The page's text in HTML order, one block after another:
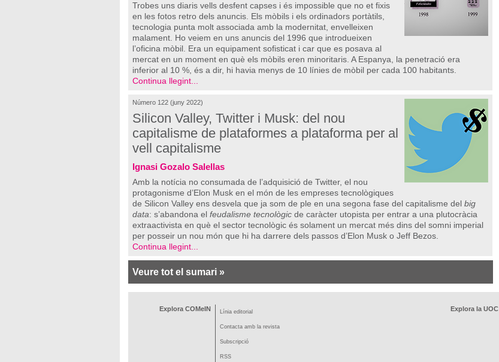
Trobes uns diaris vells desfent capses i és impossible que no et fixis
en les fotos retro dels anuncis. Els mòbils i els ordinadors portàtils,
tecnologia punta molt associada amb la modernitat, envelleixen
malament. Ho veiem en uns anuncis del 1996 que introdueixen
l’oficina mòbil. Era un equipament sofisticat i car que es posava al
mercat en un moment en què els mòbils eren minoritaris. A Espanya, la penetració era
inferior al 10 %, és a dir, hi havia menys de 10 línies de mòbil per cada 100 habitants.
Continua llegint...
Número 122 (juny 2022)
Silicon Valley, Twitter i Musk: del nou
capitalisme de plataformes a plataforma per al
vell capitalisme
Ignasi Gozalo Salellas
Amb la notícia no consumada de l’adquisició de Twitter, el nou
protagonisme d’Elon Musk en el món de les empreses tecnològiques
de Silicon Valley ens desvela que ja som de ple en una segona fase del capitalisme del big
data: s’abandona el feudalisme tecnològicde caràcter utopista per entrar a una plutocràcia
extraactivista en què el sector tecnològic és solament un mercat més dins del somni imperial
per posseir un nou món que hi ha darrere dels passos d’Elon Musk o Jeff Bezos.
Continua llegint...
Veure tot el sumari »
Explora COMeIN Línia editorial
Contacta amb la revista
Subscripció
RSS
Explora la UOC